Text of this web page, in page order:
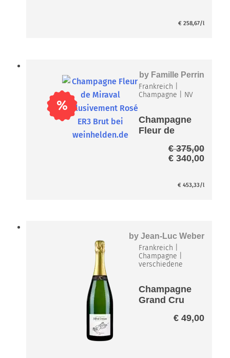
€ 258,67/l
by Famille Perrin
%
Frankreich
Champagne
NV
Champagne
Fleur de
Exclusiveme
nt Rosé ER3
€375,00
€ 375,00
€340,00
€
€ 453,33/l
by Jean-Luc Weber
Frankreich
Champagne
verschiedene
Champagne
Grand Cru
Racines Brut
€49,00